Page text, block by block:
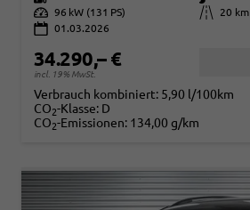
Leistung 96 kW (131 PS) Kilometerstand
20 km
01.03.2026
34.290,– €
incl. 19% MwSt.
Verbrauch kombiniert: 5,90 l/100km
CO2-Klasse: D
CO2-Emissionen: 134,00 g/km